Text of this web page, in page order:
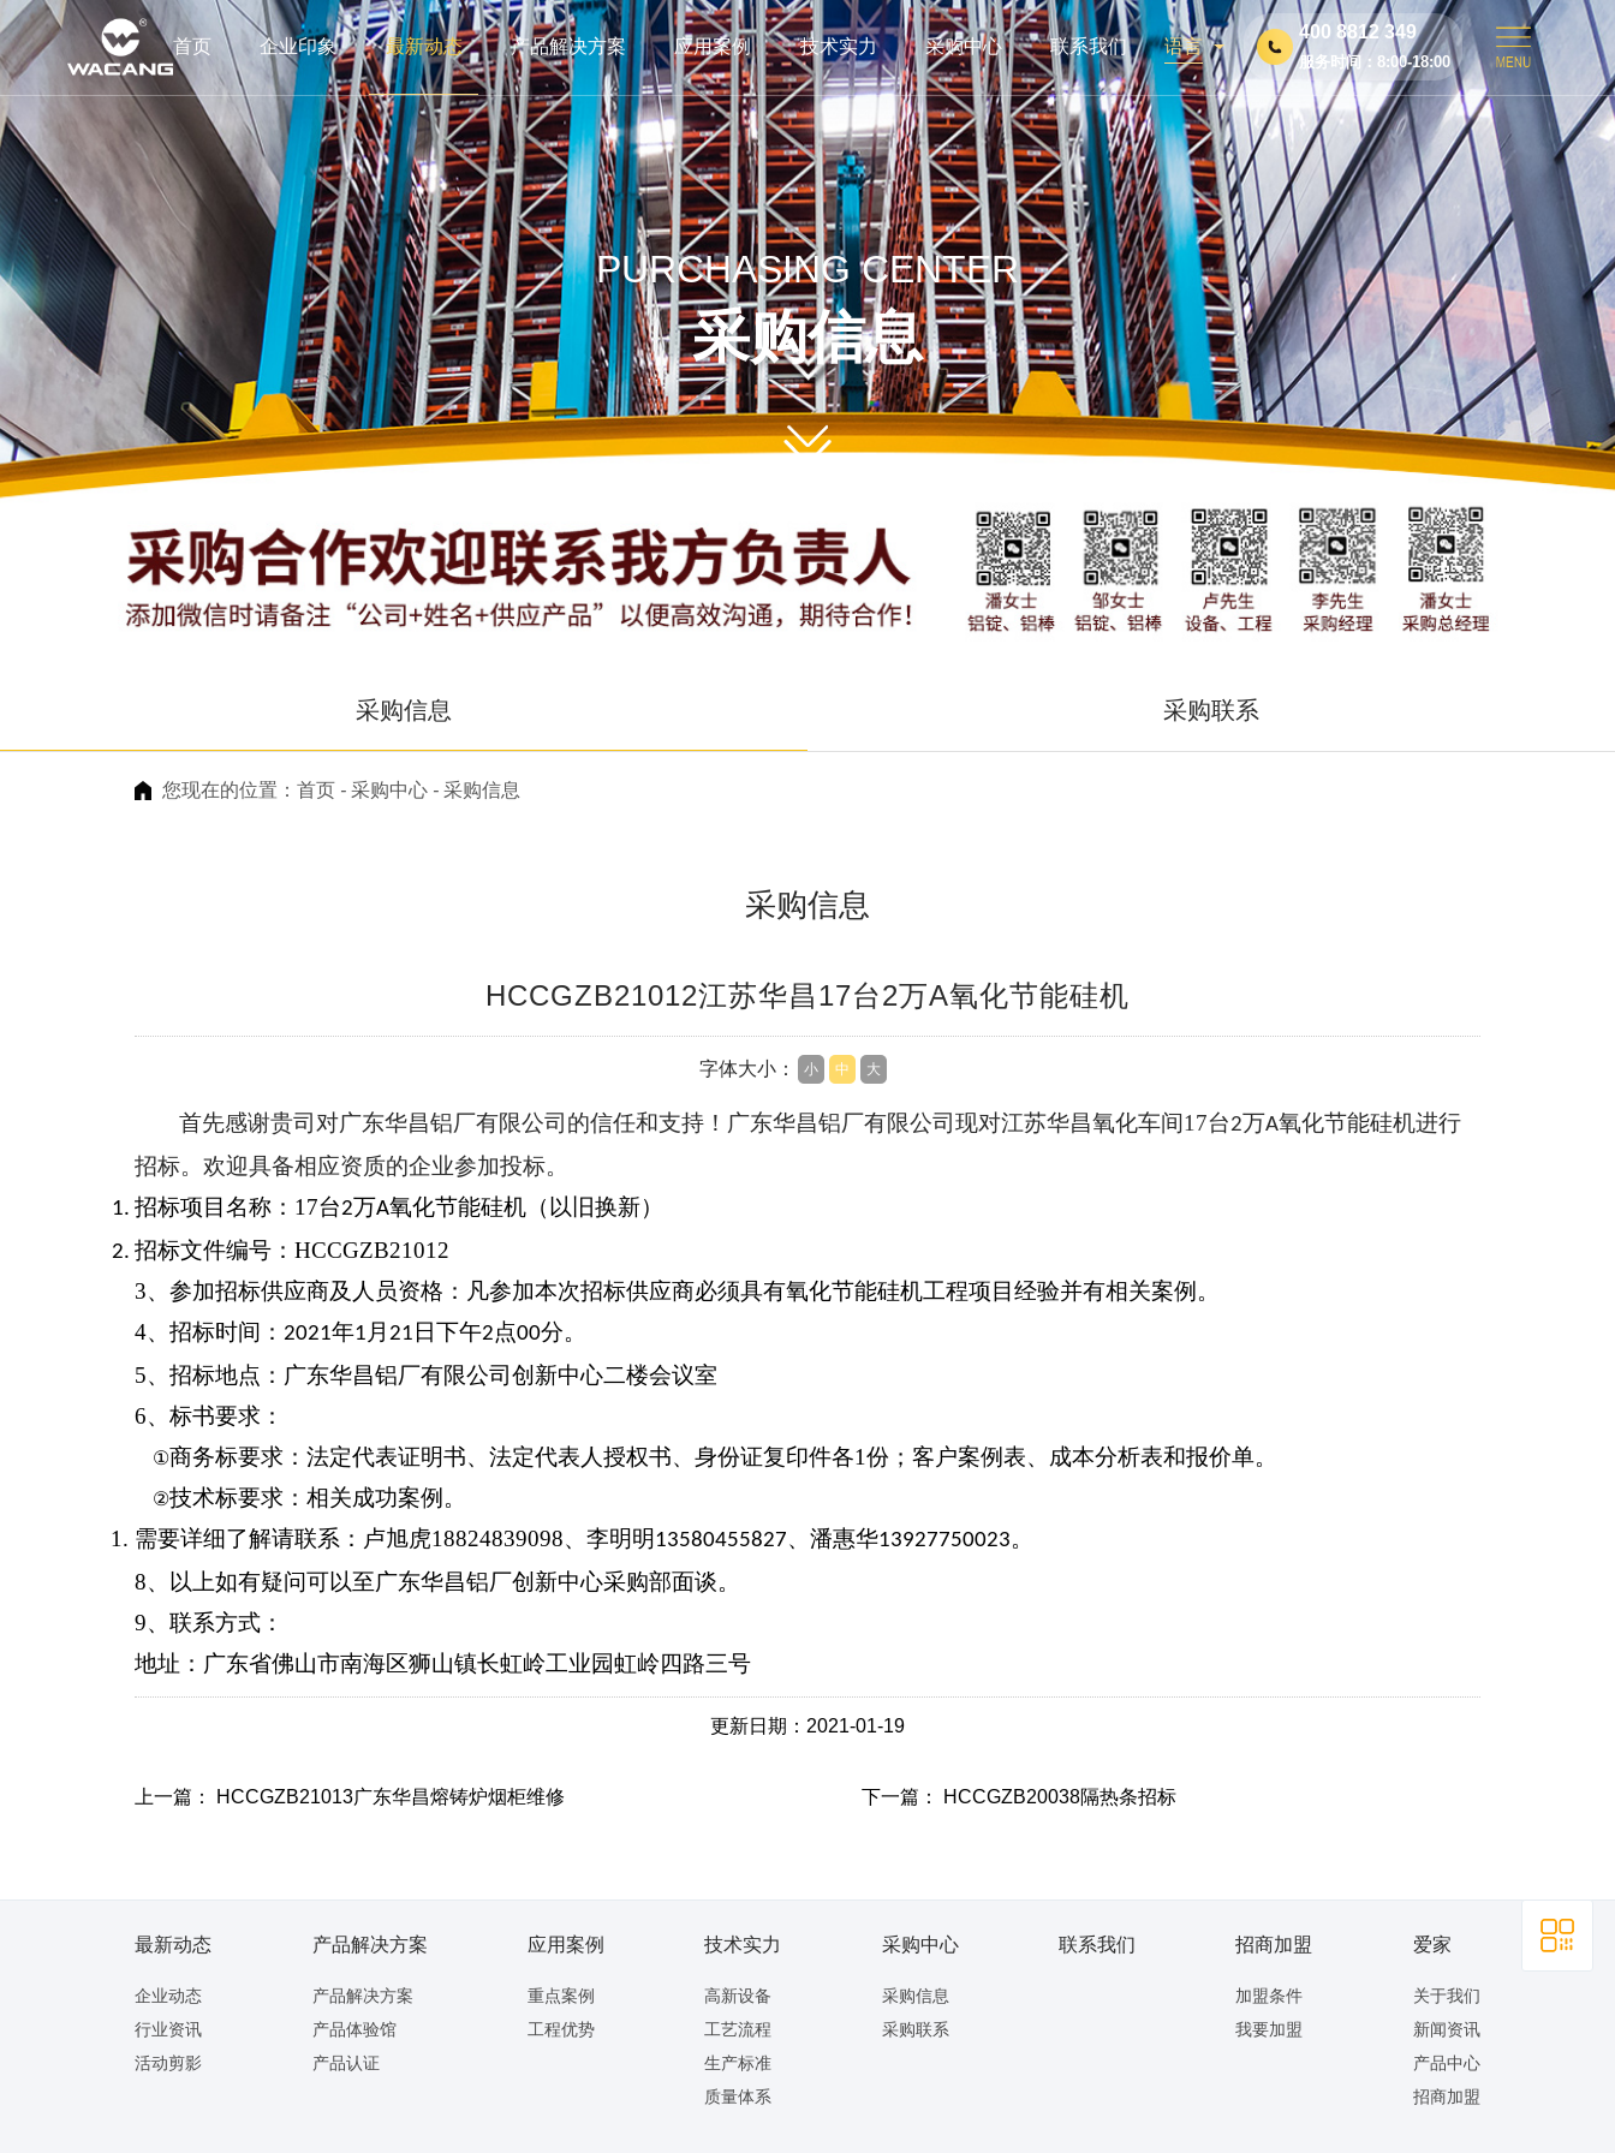
首页 企业印象 最新动态 产品解决方案 应用案例 技术实力 采购中心 联系我们 语言
400 8812 349
服务时间：8:00-18:00
PURCHASING CENTER
采购信息
采购信息 采购联系
您现在的位置：首页 -采购中心 -采购信息
采购信息
HCCGZB21012江苏华昌17台2万A氧化节能硅机
字体大小： 小 中 大
首先感谢贵司对广东华昌铝厂有限公司的信任和支持！ 广东华昌铝厂有限公司现对江苏华昌氧化车间17台2万A氧化节能硅机进行
招标。欢迎具备相应资质的企业参加投标。
招标项目名称 ： 17台2万A氧化节能硅机（以旧换新）
招标文件编号：HCCGZB21012
3、参加招标供应商及人员资格：凡参加本次招标供应商必须具有氧化节能硅机工程项目经验并有相关案例 。
4、招标时间：2021年1 月21 日下午2点00分。
5、招标地点：广东华昌铝厂有限公司创新中心二楼会议室
6、标书要求：
①商务标要求：法定代表证明书、法定代表人授权书、身份证复印件各1份；客户案例表、成本分析表和报价单。
②技术标要求：相关成功案例。
需要详细了解请联系： 卢旭虎18824839098、李明明 13580455827、潘惠华13927750023。
8、以上如有疑问可以至广东华昌铝厂创新中心采购部面谈。
9、联系方式：
地址：广东省佛山市南海区狮山镇长虹岭工业园虹岭四路三号
更新日期：2021-01-19
上一篇： HCCGZB21013广东华昌熔铸炉烟柜维修 下一篇： HCCGZB20038隔热条招标
最新动态
企业动态
行业资讯
活动剪影
产品解决方案
产品解决方案
产品体验馆
产品认证
应用案例
重点案例
工程优势
技术实力
高新设备
工艺流程
生产标准
质量体系
采购中心
采购信息
采购联系
联系我们 招商加盟
加盟条件
我要加盟
爱家
关于我们
新闻资讯
产品中心
招商加盟